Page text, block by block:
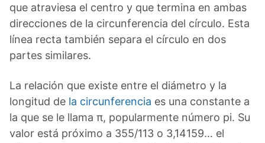
que atraviesa el centro y que termina en ambas
direcciones de la circunferencia del círculo. Esta
línea recta también separa el círculo en dos
partes similares.
La relación que existe entre el diámetro y la
longitud de la circunferencia es una constante a
la que se le llama π, popularmente número pi. Su
valor está próximo a 355/113 o 3,14159… el